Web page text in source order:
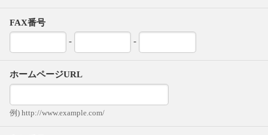
FAX番号
-
-
ホームページURL
例) http://www.example.com/